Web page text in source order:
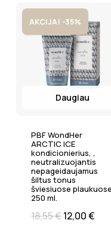
AKCIJA! -35%
Daugiau
PBF WondHer
ARCTIC ICE
kondicionierius, ,
neutralizuojantis
nepageidaujamus
šiltus tonus
šviesiuose plaukuose
250 ml.
18,55€12,00€